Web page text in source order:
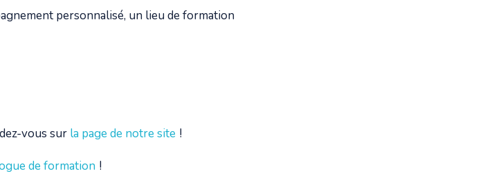
personnalisé, un lieu de formation
vous sur la page de notre site !
de formation !